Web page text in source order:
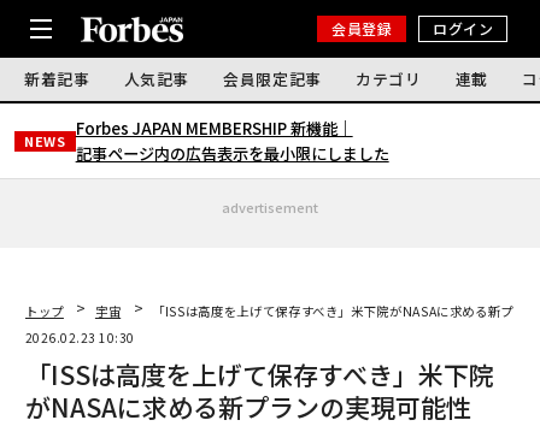
会員登録 ログイン
新着記事 人気記事 会員限定記事 カテゴリ 連載
NEWS
Forbes JAPAN MEMBERSHIP 新機能｜
記事ページ内の広告表示を最小限にしました
advertisement
トップ 宇宙
「ISSは高度を上げて保存すべき」米下院がNASAに求める新プラ
2026.02.23 10:30
「ISSは高度を上げて保存すべき」米下院
がNASAに求める新プランの実現可能性